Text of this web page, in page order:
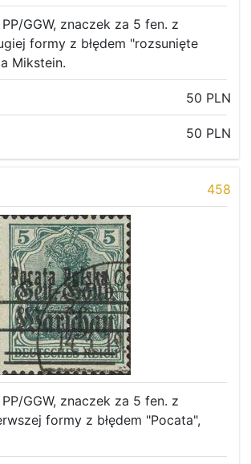
GGW, znaczek za 5 fen. z
formy z błędem "rozsunięte
Mikstein.
50 PLN
50 PLN
458
GGW, znaczek za 5 fen. z
formy z błędem "Pocata",